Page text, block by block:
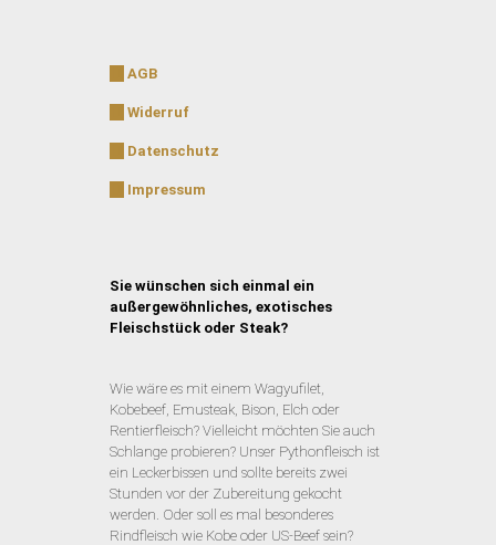
AGB
Widerruf
Datenschutz
Impressum
Sie wünschen sich einmal ein
außergewöhnliches, exotisches
Fleischstück oder Steak?
Wie wäre es mit einem Wagyufilet,
Kobebeef, Emusteak, Bison, Elch oder
Rentierfleisch? Vielleicht möchten Sie auch
Schlange probieren? Unser Pythonfleisch ist
ein Leckerbissen und sollte bereits zwei
Stunden vor der Zubereitung gekocht
werden. Oder soll es mal besonderes
Rindfleisch wie Kobe oder US-Beef sein?